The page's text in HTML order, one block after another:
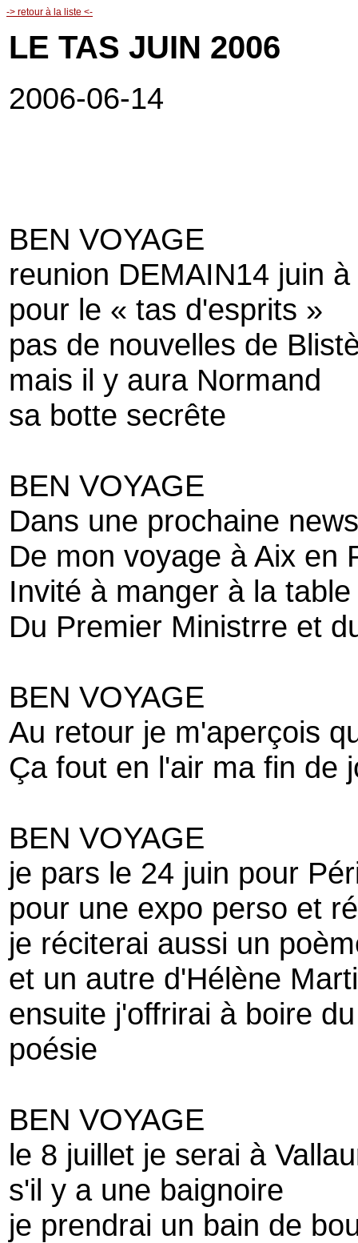
-> retour à la liste <-
LE TAS JUIN 2006
2006-06-14
BEN VOYAGE
reunion DEMAIN14 juin
pour le « tas d'esprits »
pas de nouvelles de
mais il y aura Normand
sa botte secrête
BEN VOYAGE
Dans une prochaine
De mon voyage à Aix en
Invité à manger à la table
Du Premier Ministrre et
BEN VOYAGE
Au retour je m'aperçois
Ça fout en l'air ma fin de
BEN VOYAGE
je pars le 24 juin pour
pour une expo perso et
je réciterai aussi un
et un autre d'Hélène
ensuite j'offrirai à boire
poésie
BEN VOYAGE
le 8 juillet je serai à
s'il y a une baignoire
je prendrai un bain de